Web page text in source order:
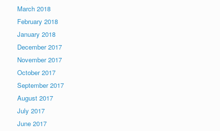
March 2018
February 2018
January 2018
December 2017
November 2017
October 2017
September 2017
August 2017
July 2017
June 2017